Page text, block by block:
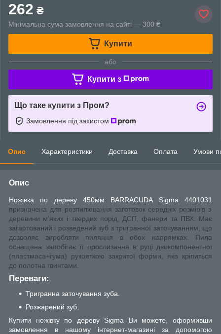
262 ₴
Мінімальна сума замовлення на сайті — 300 ₴
Купити
або
Купити з
Що таке купити з Пром?
Замовлення під захистом
Опис Характеристики Доставка Оплата Умови
Опис
Ножівка по дереву 450мм BARRACUDA Sigma 4401031
призначена для розпилювання заготовок середніх розмірів з
деревини м'яких і твердих порід, ДСП, фанери та ПВХ. Має
загартований і розведений зуб з тригранної заточуванням, що
дозволяє виробляти пиляння в обох напрямках. Пила
оснащена запобігає її прослизання в руці двокомпонентної
(пластмаса+гума) рукояткою закритої форми, яка кріпиться
до полотна гвинтами.
Переваги:
Тригранна заточування зуба.
Розжарений зуб;
Купити ножівку по дереву Sigma Ви можете, оформивши
замовлення в нашому інтернет-магазині за допомогою